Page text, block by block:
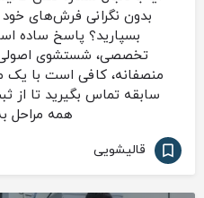
بدون نگرانی فرش‌های
بسپارید؟ پاسخ ساده
تخصصی، شستشوی
منصفانه، کافی است با یک
سابقه تماس بگیرید تا از
همه مراحل
قالیشویی